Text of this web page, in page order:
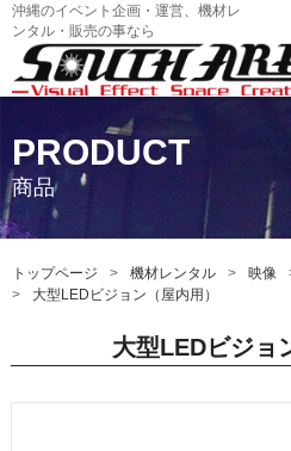
沖縄のイベント企画・運営、機材レ
ンタル・販売の事なら
PRODUCT
商品
トップページ 機材レンタル 映像
大型LEDビジョン（屋内用）
大型LEDビジョ